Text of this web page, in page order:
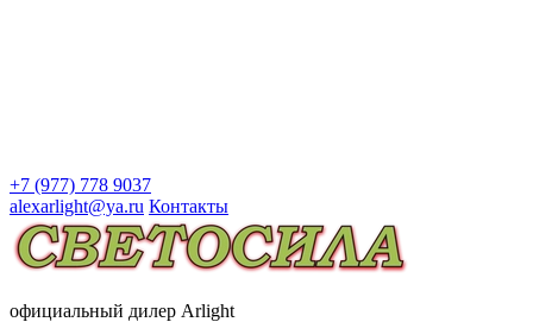
+7 (977) 778 9037
alexarlight@ya.ru Контакты
официальный дилер Arlight